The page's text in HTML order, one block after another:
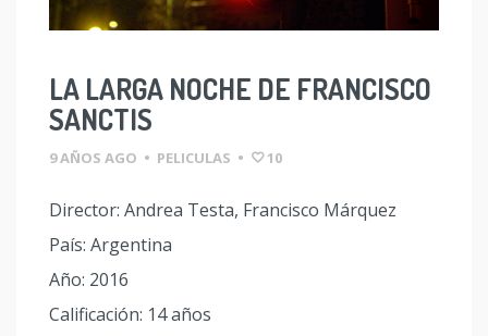
LA LARGA NOCHE DE FRANCISCO
SANCTIS
9 AÑOS AGO • PELICULAS • 10
Director: Andrea Testa, Francisco Márquez
País: Argentina
Año: 2016
Calificación: 14 años